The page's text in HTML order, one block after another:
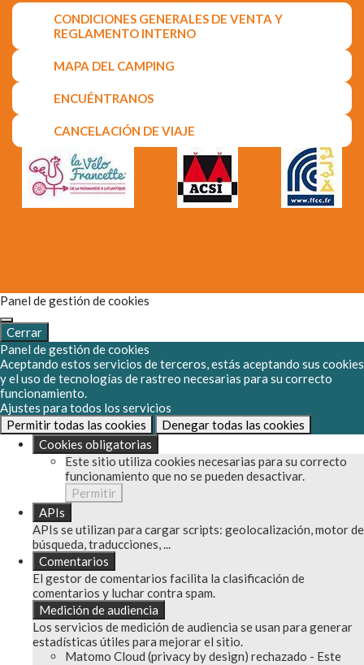
CONDICIONES GENERALES DE VENTA Y
REGLAMENTO INTERNO
MAPA DEL CAMPING
ENCUÉNTRANOS
CANCELACIÓN DE VIAJE
Panel de gestión de cookies
Cerrar
Panel de gestión de cookies
Aceptando estos servicios de terceros, estás aceptando sus cookies
y el uso de tecnologías de rastreo necesarias para su correcto
funcionamiento.
Ajustes para todos los servicios
Permitir todas las cookies
Denegar todas las cookies
Cookies obligatorias
Este sitio utiliza cookies necesarias para su correcto
funcionamiento que no se pueden desactivar.
Permitir
APIs
APIs se utilizan para cargar scripts: geolocalización, motor de
búsqueda, traducciones, ...
Comentarios
El gestor de comentarios facilita la clasificación de
comentarios y luchar contra spam.
Medición de audiencia
Los servicios de medición de audiencia se usan para generar
estadísticas útiles para mejorar el sitio.
Matomo Cloud (privacy by design) rechazado - Este